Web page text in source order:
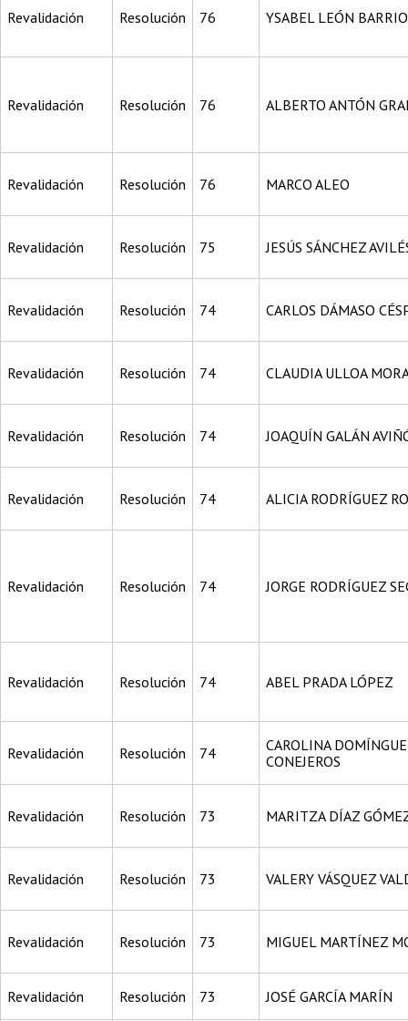
Revalidación Resolución 76 YSABEL LEÓN
Revalidación Resolución 76 ALBERTO ANTÓN
Revalidación Resolución 76 MARCO ALEO
Revalidación Resolución 75 JESÚS SÁNCHEZ
Revalidación Resolución 74 CARLOS DÁMASO
Revalidación Resolución 74 CLAUDIA ULLOA
Revalidación Resolución 74 JOAQUÍN GALÁN
Revalidación Resolución 74 ALICIA RODRÍGUEZ
Revalidación Resolución 74 JORGE RODRÍGUEZ
Revalidación Resolución 74 ABEL PRADA LÓPEZ
Revalidación Resolución 74
CAROLINA
CONEJEROS
Revalidación Resolución 73 MARITZA DÍAZ
Revalidación Resolución 73 VALERY VÁSQUEZ
Revalidación Resolución 73 MIGUEL MARTÍNEZ
Revalidación Resolución 73 JOSÉ GARCÍA MARÍN